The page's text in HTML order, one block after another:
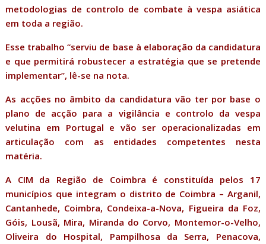
metodologias de controlo de combate à vespa asiática
em toda a região.
Esse trabalho “serviu de base à elaboração da candidatura
e que permitirá robustecer a estratégia que se pretende
implementar”, lê-se na nota.
As acções no âmbito da candidatura vão ter por base o
plano de acção para a vigilância e controlo da vespa
velutina em Portugal e vão ser operacionalizadas em
articulação com as entidades competentes nesta
matéria.
A CIM da Região de Coimbra é constituída pelos 17
municípios que integram o distrito de Coimbra – Arganil,
Cantanhede, Coimbra, Condeixa-a-Nova, Figueira da Foz,
Góis, Lousã, Mira, Miranda do Corvo, Montemor-o-Velho,
Oliveira do Hospital, Pampilhosa da Serra, Penacova,